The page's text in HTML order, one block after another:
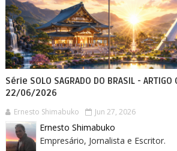
Série SOLO SAGRADO DO BRASIL - ARTIGO
22/06/2026
Ernesto Shimabuko Jun 27, 2026
Ernesto Shimabuko
Empresário, Jornalista e Escritor.